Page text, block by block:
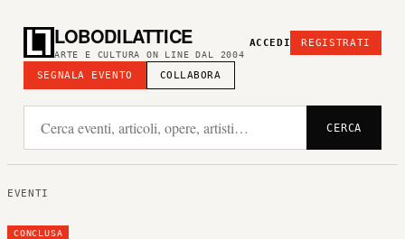
LOBODILATTICE
ARTE E CULTURA ON LINE DAL 2004
SEGNALA EVENTO COLLABORA
ACCEDI REGISTRATI
CERCA
EVENTI
CONCLUSA